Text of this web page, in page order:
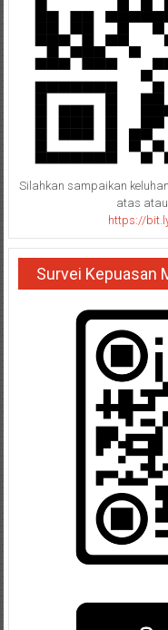
Silahkan sampaikan
atas
https://
Survei Kepuasan